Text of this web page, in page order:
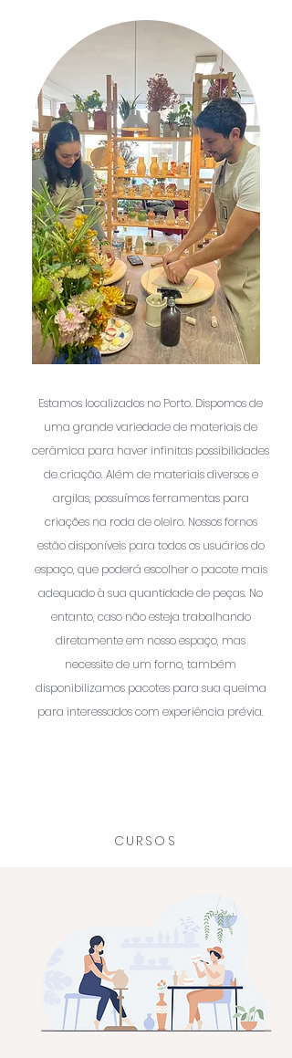
Estamos localizados no Porto. Dispomos de
uma grande variedade de materiais de
cerâmica para haver infinitas possibilidades
de criação. Além de materiais diversos e
argilas, possuímos ferramentas para
criações na roda de oleiro. Nossos fornos
estão disponíveis para todos os usuários do
espaço, que poderá escolher o pacote mais
adequado à sua quantidade de peças. No
entanto, caso não esteja trabalhando
diretamente em nosso espaço, mas
necessite de um forno, também
disponibilizamos pacotes para sua queima
para interessados com experiência prévia.
CURSOS